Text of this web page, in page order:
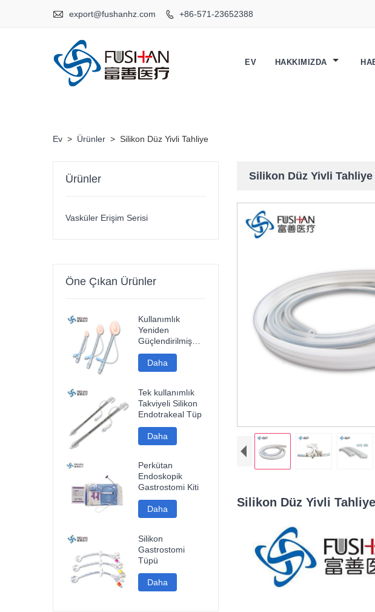
 export@fushanhz.com  +86-571-23652388
EV HAKKIMIZDA
Ev > Ürünler > Silikon Düz Yivli Tahliye
Silikon Düz Yivli Tahliye
Silikon Düz Yivli Tahliye
Ürünler
Vasküler Erişim Serisi
Öne Çıkan Ürünler
Kullanımlık
Yeniden
Güçlendirilmiş
Silikon Laringeal
Maske Havayolu
Daha
Tek kullanımlık
Takviyeli Silikon
Endotrakeal Tüp
Daha
Perkütan
Endoskopik
Gastrostomi Kiti
Daha
Silikon
Gastrostomi
Tüpü
Daha